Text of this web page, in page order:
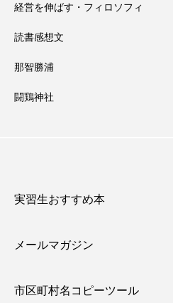
経営を伸ばす・フィロソフィ
読書感想文
那智勝浦
闘鶏神社
実習生おすすめ本
メールマガジン
市区町村名コピーツール